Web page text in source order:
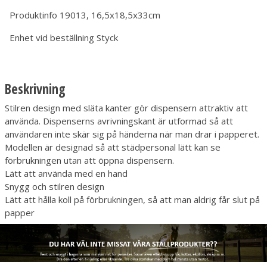
Produktinfo 19013, 16,5x18,5x33cm
Enhet vid beställning Styck
Beskrivning
Stilren design med släta kanter gör dispensern attraktiv att
använda. Dispenserns avrivningskant är utformad så att
användaren inte skär sig på händerna när man drar i papperet.
Modellen är designad så att städpersonal lätt kan se
förbrukningen utan att öppna dispensern.
Lätt att använda med en hand
Snygg och stilren design
Lätt att hålla koll på förbrukningen, så att man aldrig får slut på
papper